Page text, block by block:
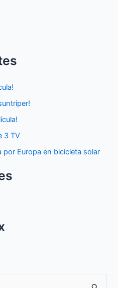
3 TV
por Europa en bicicleta solar